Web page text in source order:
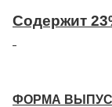
Содержит
ФОРМА